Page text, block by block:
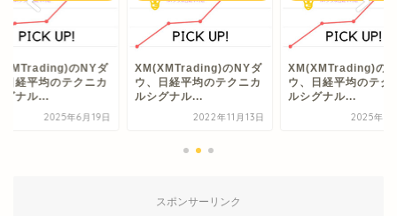
のNYダ
日経平均のテクニカ
グナル...
2025年6月19日
XM(XMTrading)のNYダ
ウ、日経平均のテクニカ
ルシグナル...
2022年11月13日
XM(XMTrading)の
ウ、日経平均のテク
ルシグナル...
2025年9
スポンサーリンク